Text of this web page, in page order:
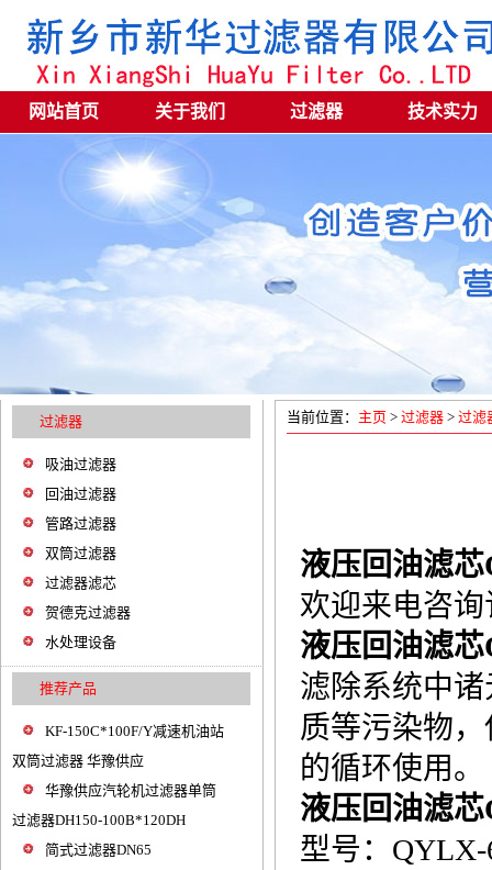
网站首页 关于我们 过滤器 技术实力
过滤器
吸油过滤器
回油过滤器
管路过滤器
双筒过滤器
过滤器滤芯
贺德克过滤器
水处理设备
推荐产品
KF-150C*100F/Y减速机油站
双筒过滤器 华豫供应
华豫供应汽轮机过滤器单筒
过滤器DH150-100B*120DH
简式过滤器DN65
当前位置： 主页 > 过滤器 > 过滤
液压回油滤
欢迎来电咨
液压回油滤
滤除系统中
质等污染物
的循环使用。
液压回油滤
型号：QYLX-